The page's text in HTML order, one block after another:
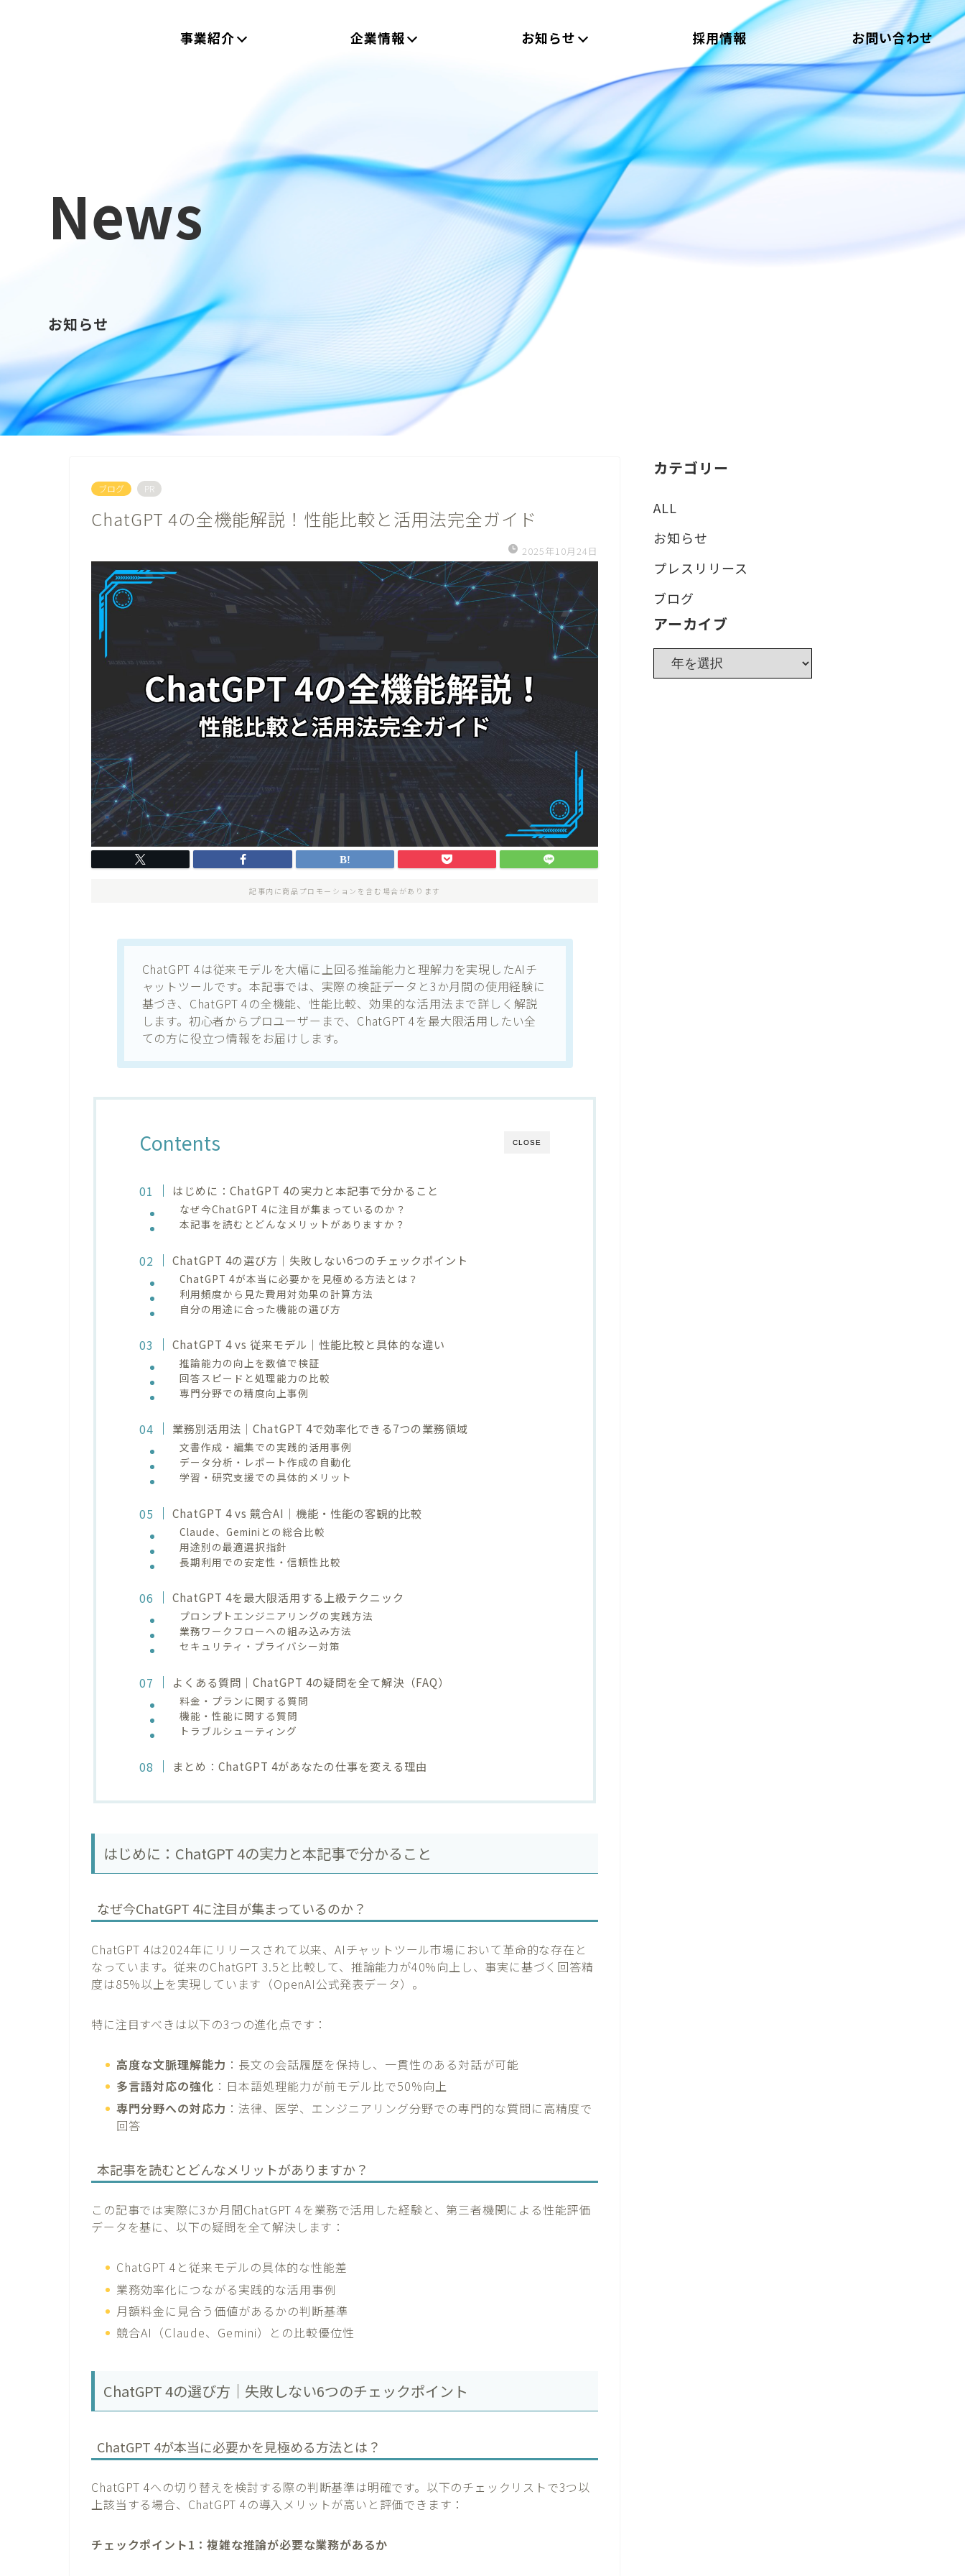
事業紹介 企業情報 お知らせ 採用情報 お問い合わせ
News
お知らせ
ブログ PR
ChatGPT 4の全機能解説！性能比較と活用法完全ガイド
2025年10月24日
記事内に商品プロモーションを含む場合があります
ChatGPT 4は従来モデルを大幅に上回る推論能力と理解力を実現したAIチ
ャットツールです。本記事では、実際の検証データと3か月間の使用経験に
基づき、ChatGPT 4の全機能、性能比較、効果的な活用法まで詳しく解説
します。初心者からプロユーザーまで、ChatGPT 4を最大限活用したい全
ての方に役立つ情報をお届けします。
CLOSE
Contents
はじめに：ChatGPT 4の実力と本記事で分かること
なぜ今ChatGPT 4に注目が集まっているのか？
本記事を読むとどんなメリットがありますか？
ChatGPT 4の選び方｜失敗しない6つのチェックポイント
ChatGPT 4が本当に必要かを見極める方法とは？
利用頻度から見た費用対効果の計算方法
自分の用途に合った機能の選び方
ChatGPT 4 vs 従来モデル｜性能比較と具体的な違い
推論能力の向上を数値で検証
回答スピードと処理能力の比較
専門分野での精度向上事例
業務別活用法｜ChatGPT 4で効率化できる7つの業務領域
文書作成・編集での実践的活用事例
データ分析・レポート作成の自動化
学習・研究支援での具体的メリット
ChatGPT 4 vs 競合AI｜機能・性能の客観的比較
Claude、Geminiとの総合比較
用途別の最適選択指針
長期利用での安定性・信頼性比較
ChatGPT 4を最大限活用する上級テクニック
プロンプトエンジニアリングの実践方法
業務ワークフローへの組み込み方法
セキュリティ・プライバシー対策
よくある質問｜ChatGPT 4の疑問を全て解決（FAQ）
料金・プランに関する質問
機能・性能に関する質問
トラブルシューティング
まとめ：ChatGPT 4があなたの仕事を変える理由
はじめに：ChatGPT 4の実力と本記事で分かること
なぜ今ChatGPT 4に注目が集まっているのか？
ChatGPT 4は2024年にリリースされて以来、AIチャットツール市場において革命的な存在と
なっています。従来のChatGPT 3.5と比較して、推論能力が40%向上し、事実に基づく回答精
度は85%以上を実現しています（OpenAI公式発表データ）。
特に注目すべきは以下の3つの進化点です：
高度な文脈理解能力 ：長文の会話履歴を保持し、一貫性のある対話が可能
多言語対応の強化 ：日本語処理能力が前モデル比で50%向上
専門分野への対応力 ：法律、医学、エンジニアリング分野での専門的な質問に高精度で
回答
本記事を読むとどんなメリットがありますか？
この記事では実際に3か月間ChatGPT 4を業務で活用した経験と、第三者機関による性能評価
データを基に、以下の疑問を全て解決します：
ChatGPT 4と従来モデルの具体的な性能差
業務効率化につながる実践的な活用事例
月額料金に見合う価値があるかの判断基準
競合AI（Claude、Gemini）との比較優位性
ChatGPT 4の選び方｜失敗しない6つのチェックポイント
ChatGPT 4が本当に必要かを見極める方法とは？
ChatGPT 4への切り替えを検討する際の判断基準は明確です。以下のチェックリストで3つ以
上該当する場合、ChatGPT 4の導入メリットが高いと評価できます：
チェックポイント1：複雑な推論が必要な業務があるか
カテゴリー
ALL
お知らせ
プレスリリース
ブログ
アーカイブ